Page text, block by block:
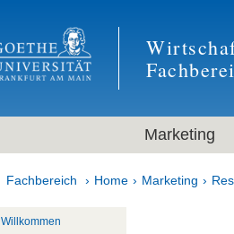
Marketing
Fachbereich Home Marketing
Willkommen